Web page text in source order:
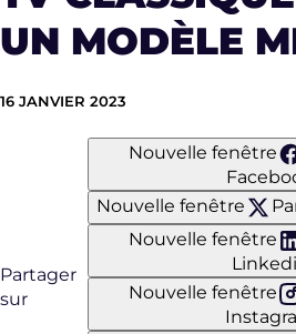
UN MODÈLE
16 JANVIER 2023
Partager
sur
Nouvelle fenêtre
Nouvelle fenêtre
Nouvelle fenêtre
Nouvelle fenêtre